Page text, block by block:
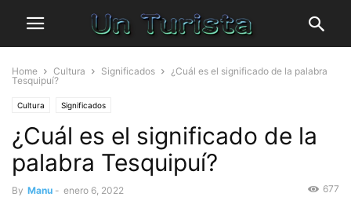
Home Cultura Significados
¿Cuál es el significado de la palabra
Tesquipuí?
Cultura Significados
¿Cuál es el significado de la
palabra Tesquipuí?
By Manu - enero 6, 2022 677